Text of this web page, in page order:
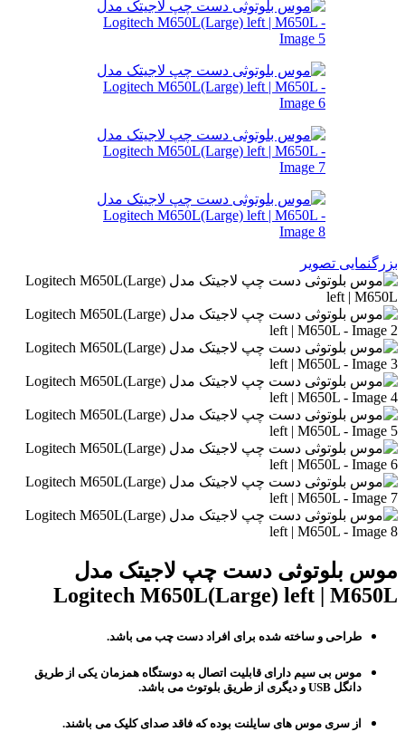
بزرگنمایی تصویر
موس بلوتوثی دست چپ لاجیتک مدل
Logitech M650L(Large) left | M650L
طراحی و ساخته شده برای افراد دست چب می باشد.
موس بی سیم دارای قابلیت اتصال به دوستگاه همزمان یکی از طریق
دانگل USB و دیگری از طریق بلوتوث می باشد.
از سری موس های سایلنت بوده که فاقد صدای کلیک می باشند.